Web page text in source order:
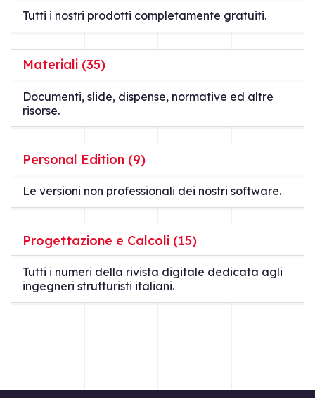
Tutti i nostri prodotti completamente gratuiti.
Materiali (35)
Documenti, slide, dispense, normative ed altre
risorse.
Personal Edition (9)
Le versioni non professionali dei nostri software.
Progettazione e Calcoli (15)
Tutti i numeri della rivista digitale dedicata agli
ingegneri strutturisti italiani.